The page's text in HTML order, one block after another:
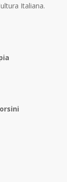
Italiana.